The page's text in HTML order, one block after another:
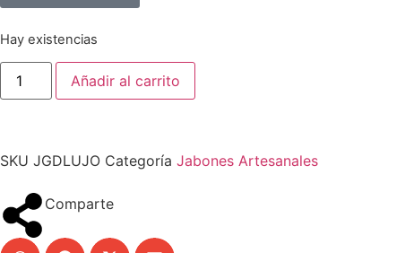
Hay existencias
Añadir al carrito
SKU JGDLUJO Categoría Jabones Artesanales
Comparte